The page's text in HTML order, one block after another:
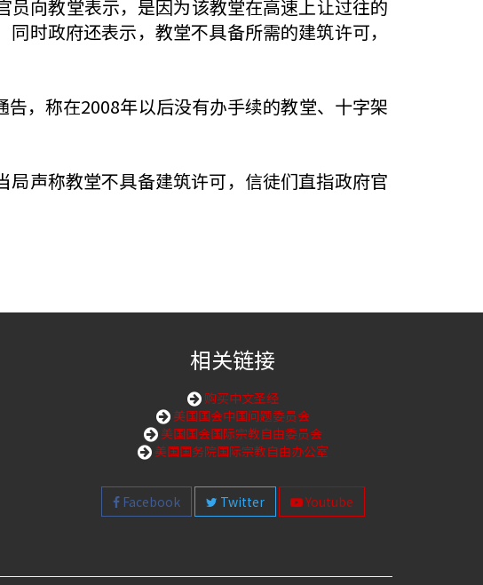
向教堂表示，是因为该教堂在高速上让过往的
时政府还表示，教堂不具备所需的建筑许可，
，称在2008年以后没有办手续的教堂、十字架
声称教堂不具备建筑许可，信徒们直指政府官
相关链接
购买中文圣经
美国国会中国问题委员会
美国国会国际宗教自由委员会
美国国务院国际宗教自由办公室
Facebook Twitter Youtube